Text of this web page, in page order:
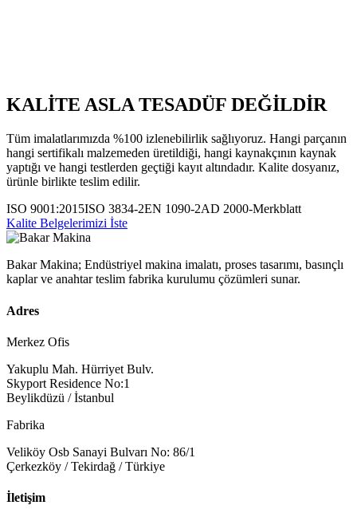
KALİTE ASLA TESADÜF DEĞİLDİR
Tüm imalatlarımızda %100 izlenebilirlik sağlıyoruz. Hangi parçanın
hangi sertifikalı malzemeden üretildiği, hangi kaynakçının kaynak
yaptığı ve hangi testlerden geçtiği kayıt altındadır. Kalite dosyanız,
ürünle birlikte teslim edilir.
ISO 9001:2015ISO 3834-2EN 1090-2AD 2000-Merkblatt
Kalite Belgelerimizi İste
Bakar Makina; Endüstriyel makina imalatı, proses tasarımı, basınçlı
kaplar ve anahtar teslim fabrika kurulumu çözümleri sunar.
Adres
Merkez Ofis
Yakuplu Mah. Hürriyet Bulv.
Skyport Residence No:1
Beylikdüzü / İstanbul
Fabrika
Veliköy Osb Sanayi Bulvarı No: 86/1
Çerkezköy / Tekirdağ / Türkiye
İletişim